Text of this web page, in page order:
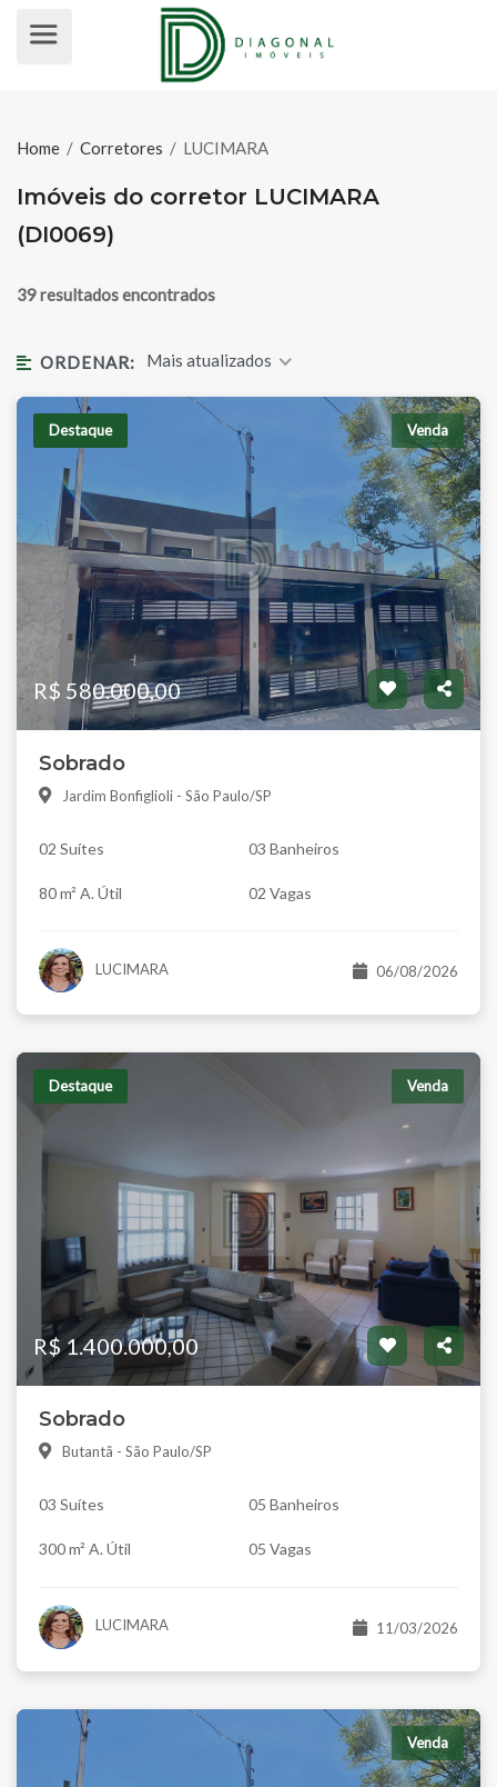
Home / Corretores / LUCIMARA
Imóveis do corretor LUCIMARA
(DI0069)
39 resultados encontrados
ORDENAR: Mais atualizados
Destaque Venda
R$ 580.000,00
Sobrado
Jardim Bonfiglioli - São Paulo/SP
02 Suítes 03 Banheiros
80 m² A. Útil 02 Vagas
LUCIMARA 06/08/2026
Destaque Venda
R$ 1.400.000,00
Sobrado
Butantã - São Paulo/SP
03 Suítes 05 Banheiros
300 m² A. Útil 05 Vagas
LUCIMARA 11/03/2026
Venda